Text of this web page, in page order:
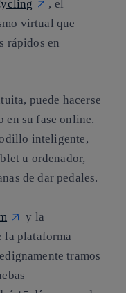
, el
virtual que
rápidos en
puede hacerse
en su fase online.
inteligente,
u ordenador,
de dar pedales.
y la
la plataforma
tramos